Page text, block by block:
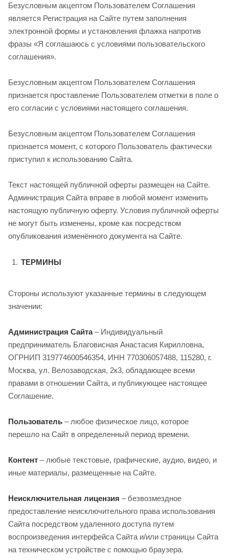
Безусловным акцептом Пользователем Соглашения
является Регистрация на Сайте путем заполнения
электронной формы и установления флажка напротив
фразы «Я соглашаюсь с условиями пользовательского
соглашения».
Безусловным акцептом Пользователем Соглашения
признается проставление Пользователем отметки в поле о
его согласии с условиями настоящего соглашения.
Безусловным акцептом Пользователем Соглашения
признается момент, с которого Пользователь фактически
приступил к использованию Сайта.
Текст настоящей публичной оферты размещен на Сайте.
Администрация Сайта вправе в любой момент изменить
настоящую публичную оферту. Условия публичной оферты
не могут быть изменены, кроме как посредством
опубликования изменённого документа на Сайте.
ТЕРМИНЫ
Стороны используют указанные термины в следующем
значении:
Администрация Сайта– Индивидуальный
предприниматель Благовисная Анастасия Кирилловна,
ОГРНИП 319774600546354, ИНН 770306057488, 115280, г.
Москва, ул. Велозаводская, 2к3, обладающее всеми
правами в отношении Сайта, и публикующее настоящее
Соглашение.
Пользователь – любое физическое лицо, которое
перешло на Сайт в определенный период времени.
Контент – любые текстовые, графические, аудио, видео, и
иные материалы, размещенные на Сайте.
Неисключительная лицензия – безвозмездное
предоставление неисключительного права использования
Сайта посредством удаленного доступа путем
воспроизведения интерфейса Сайта и/или страницы Сайта
на техническом устройстве с помощью браузера.